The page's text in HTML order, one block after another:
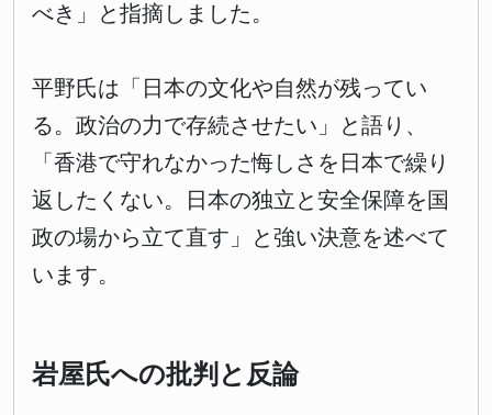
べき」と指摘しました。
平野氏は「日本の文化や自然が残ってい
る。政治の力で存続させたい」と語り、
「香港で守れなかった悔しさを日本で繰り
返したくない。日本の独立と安全保障を国
政の場から立て直す」と強い決意を述べて
います。
岩屋氏への批判と反論